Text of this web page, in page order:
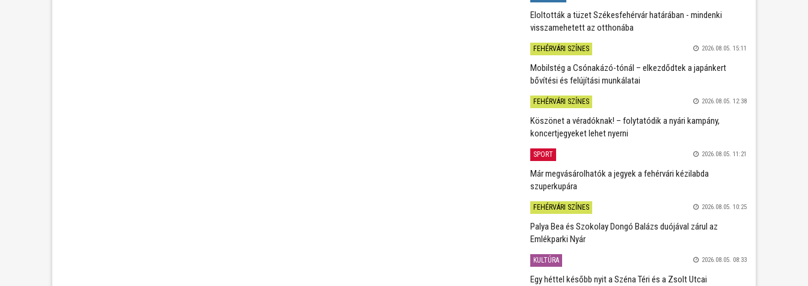
Eloltották a tüzet Székesfehérvár határában - mindenki
visszamehetett az otthonába
FEHÉRVÁRI SZÍNES 2026.08.05. 15:11
Mobilstég a Csónakázó-tónál – elkezdődtek a japánkert
bővítési és felújítási munkálatai
FEHÉRVÁRI SZÍNES 2026.08.05. 12:38
Köszönet a véradóknak! – folytatódik a nyári kampány,
koncertjegyeket lehet nyerni
SPORT 2026.08.05. 11:21
Már megvásárolhatók a jegyek a fehérvári kézilabda
szuperkupára
FEHÉRVÁRI SZÍNES 2026.08.05. 10:25
Palya Bea és Szokolay Dongó Balázs duójával zárul az
Emlékparki Nyár
KULTÚRA 2026.08.05. 08:33
Egy héttel később nyit a Széna Téri és a Zsolt Utcai